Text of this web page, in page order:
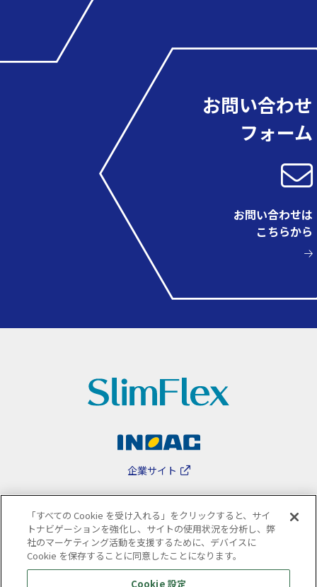
お問い合わせ
フォーム
お問い合わせは
こちらから
企業サイト
サイトのご利用について 個人情報保護方針
「すべての Cookie を受け入れる」をクリックすると、サイ
トナビゲーションを強化し、サイトの使用状況を分析し、弊
社のマーケティング活動を支援するために、デバイスに
Cookie を保存することに同意したことになります。
Cookie 設定